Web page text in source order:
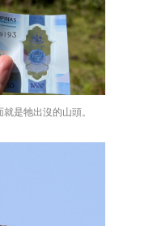
是牠出沒的山頭。